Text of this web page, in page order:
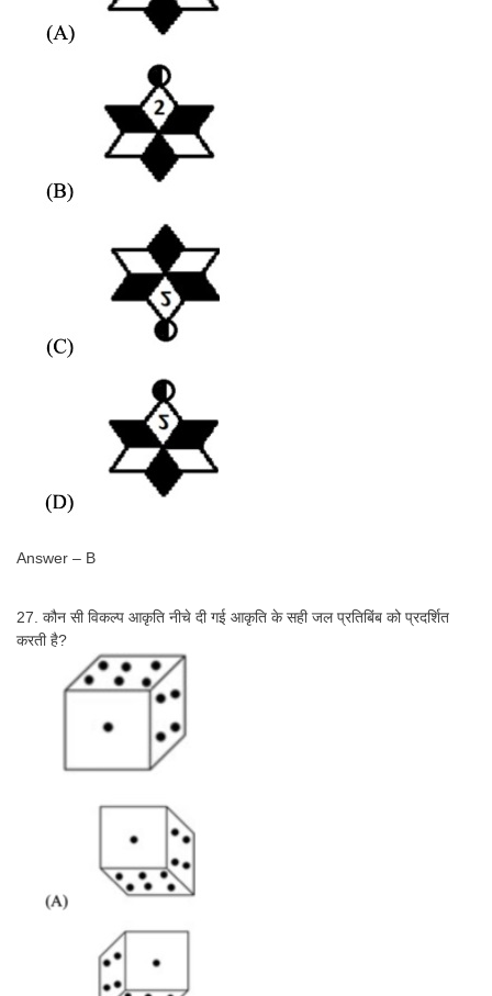
Answer – B
27. कौन सी विकल्प आकृति नीचे दी गई आकृति के सही जल प्रतिबिंब को प्रदर्शित
करती है?